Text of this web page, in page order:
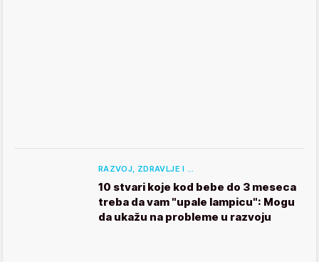
RAZVOJ, ZDRAVLJE I …
10 stvari koje kod bebe do 3 meseca
treba da vam "upale lampicu": Mogu
da ukažu na probleme u razvoju